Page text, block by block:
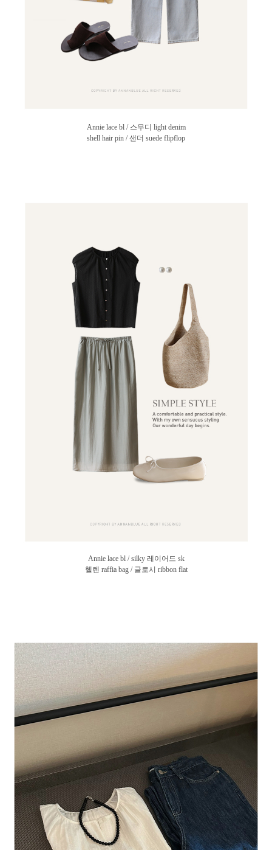
Annie lace bl / 스무디 light denim
shell hair pin / 샌더 suede flipflop
Annie lace bl / silky 레이어드 sk
헬렌 raffia bag / 글로시 ribbon flat